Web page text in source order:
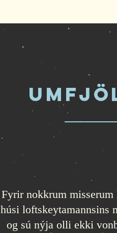
Fyrir nokkrum
húsi loftskeytamannsins
og sú nýja olli ekki